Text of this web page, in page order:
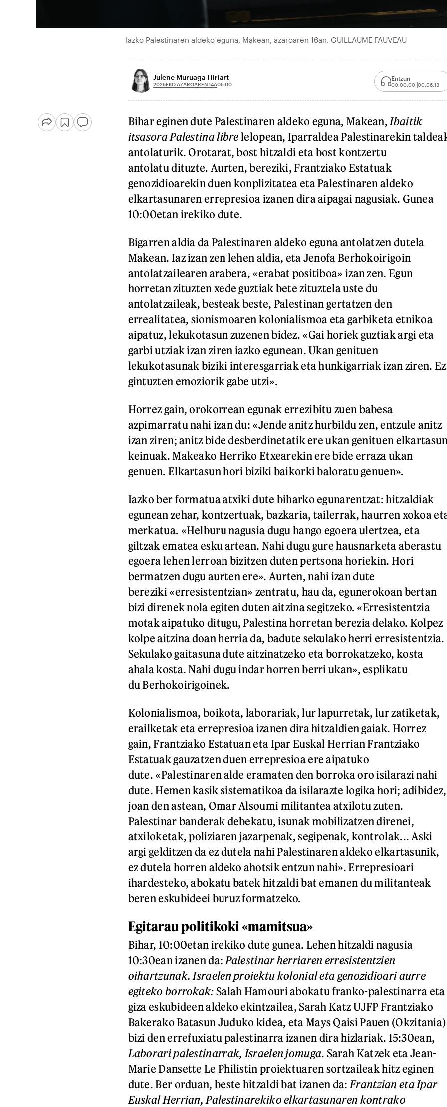
Iazko Palestinaren aldeko eguna, Makean, azaroaren 16an. GUILLAUME FAUVEAU
Julene Muruaga Hiriart
2025EKO AZAROAREN 14A05:00
Entzun
00:00:00 00:06:13
Bihar eginen dute Palestinaren aldeko eguna, Makean, Ibaitik
itsasora Palestina libre lelopean, Iparraldea Palestinarekin
antolaturik. Orotarat, bost hitzaldi eta bost kontzertu
antolatu dituzte. Aurten, bereziki, Frantziako Estatuak
genozidioarekin duen konplizitatea eta Palestinaren aldeko
elkartasunaren errepresioa izanen dira aipagai nagusiak. Gunea
10:00etan irekiko dute.
Bigarren aldia da Palestinaren aldeko eguna antolatzen dutela
Makean. Iaz izan zen lehen aldia, eta Jenofa Berhokoirigoin
antolatzailearen arabera, «erabat positiboa» izan zen. Egun
horretan zituzten xede guztiak bete zituztela uste du
antolatzaileak, besteak beste, Palestinan gertatzen den
errealitatea, sionismoaren kolonialismoa eta garbiketa etnikoa
aipatuz, lekukotasun zuzenen bidez. «Gai horiek guztiak argi eta
garbi utziak izan ziren iazko egunean. Ukan genituen
lekukotasunak biziki interesgarriak eta hunkigarriak izan ziren. Ez
gintuzten emoziorik gabe utzi».
Horrez gain, orokorrean egunak errezibitu zuen babesa
azpimarratu nahi izan du: «Jende anitz hurbildu zen, entzule anitz
izan ziren; anitz bide desberdinetatik ere ukan genituen
keinuak. Makeako Herriko Etxearekin ere bide erraza ukan
genuen. Elkartasun hori biziki baikorki baloratu genuen».
Iazko ber formatua atxiki dute biharko egunarentzat: hitzaldiak
egunean zehar, kontzertuak, bazkaria, tailerrak, haurren xokoa
merkatua. «Helburu nagusia dugu hango egoera ulertzea, eta
giltzak ematea esku artean. Nahi dugu gure hausnarketa aberastu
egoera lehen lerroan bizitzen duten pertsona horiekin. Hori
bermatzen dugu aurten ere». Aurten, nahi izan dute
bereziki «erresistentzian» zentratu, hau da, egunerokoan bertan
bizi direnek nola egiten duten aitzina segitzeko. «Erresistentzia
motak aipatuko ditugu, Palestina horretan berezia delako. Kolpez
kolpe aitzina doan herria da, badute sekulako herri erresistentzia.
Sekulako gaitasuna dute aitzinatzeko eta borrokatzeko, kosta
ahala kosta. Nahi dugu indar horren berri ukan», esplikatu
du Berhokoirigoinek.
Kolonialismoa, boikota, laborariak, lur lapurretak, lur zatiketak,
erailketak eta errepresioa izanen dira hitzaldien gaiak. Horrez
gain, Frantziako Estatuan eta Ipar Euskal Herrian Frantziako
Estatuak gauzatzen duen errepresioa ere aipatuko
dute. «Palestinaren alde eramaten den borroka oro isilarazi nahi
dute. Hemen kasik sistematikoa da isilarazte logika hori; adibidez,
joan den astean, Omar Alsoumi militantea atxilotu zuten.
Palestinar banderak debekatu, isunak mobilizatzen direnei,
atxiloketak, poliziaren jazarpenak, segipenak, kontrolak... Aski
argi gelditzen da ez dutela nahi Palestinaren aldeko elkartasunik,
ez dutela horren aldeko ahotsik entzun nahi». Errepresioari
ihardesteko, abokatu batek hitzaldi bat emanen du militanteak
beren eskubideei buruz formatzeko.
Egitarau politikoki «mamitsua»
Bihar, 10:00etan irekiko dute gunea. Lehen hitzaldi nagusia
10:30ean izanen da: Palestinar herriaren erresistentzien
oihartzunak. Israelen proiektu kolonial eta genozidioari aurre
egiteko borrokak: Salah Hamouri abokatu franko-palestinarra eta
giza eskubideen aldeko ekintzailea, Sarah Katz UJFP Frantziako
Bakerako Batasun Juduko kidea, eta Mays Qaisi Pauen (Okzitania)
bizi den errefuxiatu palestinarra izanen dira hizlariak. 15:30ean,
Laborari palestinarrak, Israelen jomuga. Sarah Katzek eta Jean-
Marie Dansette Le Philistin proiektuaren sortzaileak hitz eginen
dute. Ber orduan, beste hitzaldi bat izanen da: Frantzian eta Ipar
Euskal Herrian, Palestinarekiko elkartasunaren kontrako